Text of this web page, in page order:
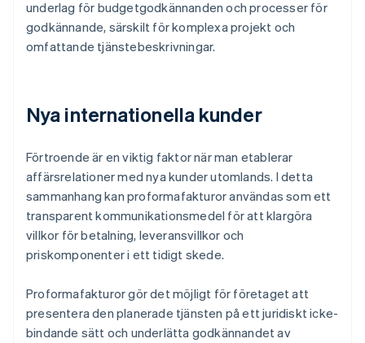
underlag för budgetgodkännanden och processer för
godkännande, särskilt för komplexa projekt och
omfattande tjänstebeskrivningar.
Nya internationella kunder
Förtroende är en viktig faktor när man etablerar
affärsrelationer med nya kunder utomlands. I detta
sammanhang kan proformafakturor användas som ett
transparent kommunikationsmedel för att klargöra
villkor för betalning, leveransvillkor och
priskomponenter i ett tidigt skede.
Proformafakturor gör det möjligt för företaget att
presentera den planerade tjänsten på ett juridiskt icke-
bindande sätt och underlätta godkännandet av